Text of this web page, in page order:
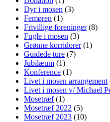
Dyr i mosen (3)
Femøren (1)
Frivillige foreninger(8)
Fugle i mosen (3)
Grønne korridorer(1)
Guidede ture (7)
Jubilæum (1)
Konference (1)
Livet i mosen arrangement
Livet i mosen v/ Michael
Mosetræf(1)
Mosetræf 2022 (5)
Mosetræf 2023 (10)